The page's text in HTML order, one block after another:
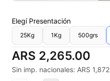
Contramoldes
Crayones cerámicos
Crisoles refractarios
Elegí Presentación
25Kg 1Kg 500grs
ARS 2,265.00
Sin imp. nacionales: ARS